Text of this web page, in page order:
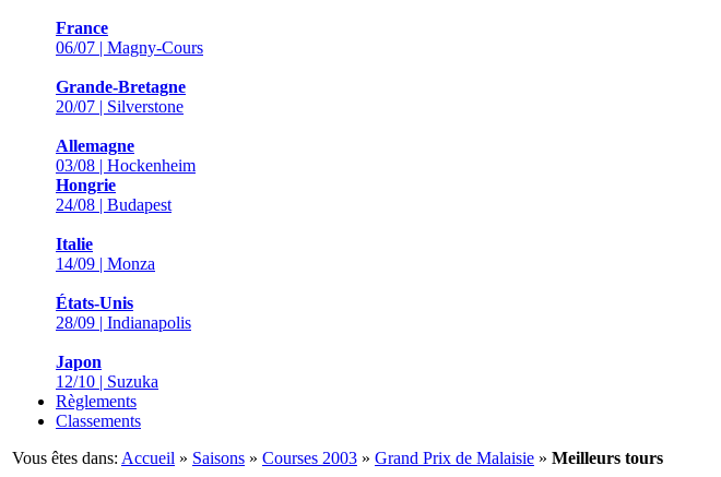
France
06/07 | Magny-Cours
Grande-Bretagne
20/07 | Silverstone
Allemagne
03/08 | Hockenheim
Hongrie
24/08 | Budapest
Italie
14/09 | Monza
États-Unis
28/09 | Indianapolis
Japon
12/10 | Suzuka
Règlements
Classements
Vous êtes dans: Accueil » Saisons » Courses 2003 » Grand Prix de Malaisie » Meilleurs tours